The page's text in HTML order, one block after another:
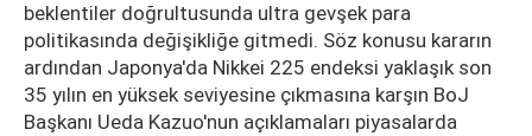
beklentiler doğrultusunda ultra gevşek para
politikasında değişikliğe gitmedi. Söz konusu kararın
ardından Japonya'da Nikkei 225 endeksi yaklaşık son
35 yılın en yüksek seviyesine çıkmasına karşın BoJ
Başkanı Ueda Kazuo'nun açıklamaları piyasalarda